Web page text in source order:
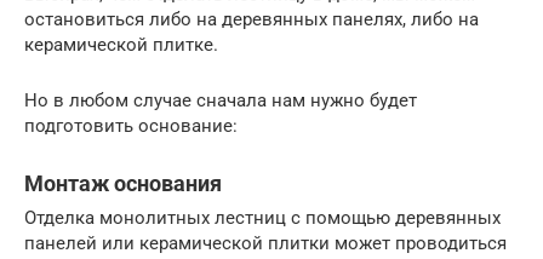
остановиться либо на деревянных панелях, либо на
керамической плитке.
Но в любом случае сначала нам нужно будет
подготовить основание:
Монтаж основания
Отделка монолитных лестниц с помощью деревянных
панелей или керамической плитки может проводиться